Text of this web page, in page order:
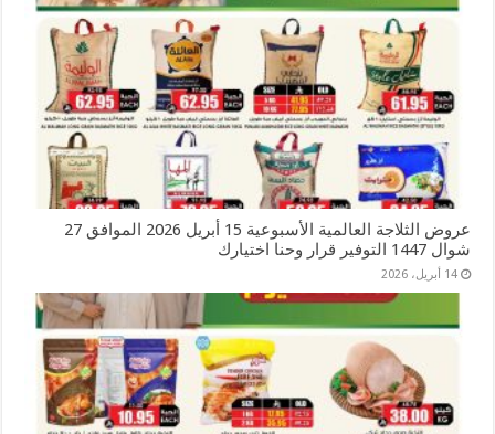
عروض الثلاجة العالمية الأسبوعية 15 أبريل 2026 الموافق 27
شوال 1447 التوفير قرار وحنا اختيارك
14 أبريل، 2026